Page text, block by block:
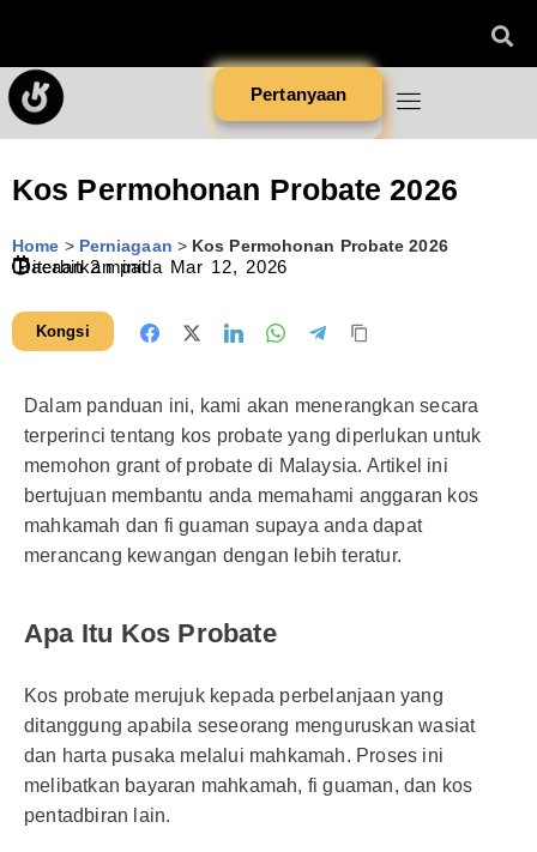
Pertanyaan
Kos Permohonan Probate 2026
Home > Perniagaan > Kos Permohonan Probate 2026
Diterbitkan pada Mar 12, 2026
Bacaan2 minit
Kongsi
Dalam panduan ini, kami akan menerangkan secara
terperinci tentang kos probate yang diperlukan untuk
memohon grant of probate di Malaysia. Artikel ini
bertujuan membantu anda memahami anggaran kos
mahkamah dan fi guaman supaya anda dapat
merancang kewangan dengan lebih teratur.
Apa Itu Kos Probate
Kos probate merujuk kepada perbelanjaan yang
ditanggung apabila seseorang menguruskan wasiat
dan harta pusaka melalui mahkamah. Proses ini
melibatkan bayaran mahkamah, fi guaman, dan kos
pentadbiran lain.